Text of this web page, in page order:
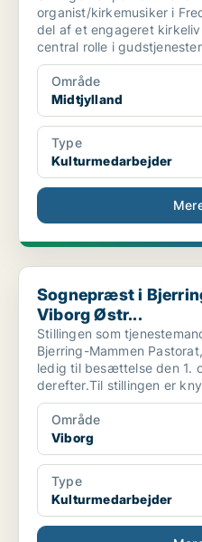
organist/kirkemusiker i
del af et engageret
central rolle i
Område
Midtjylland
Type
Kulturmedarbejder
Sognepræst i Bjerring-
Sognepræst i
Viborg Østr...
Stillingen som
Bjerring-Mammen
ledig til besættelse den 1.
derefter.Til stillingen er
Område
Viborg
Type
Kulturmedarbejder